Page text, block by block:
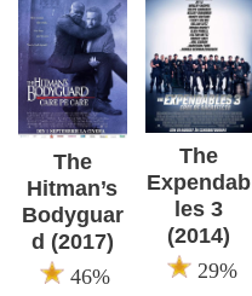
The
Hitman’s
Bodyguar
d (2017)
46%
The
Expendab
les 3
(2014)
29%